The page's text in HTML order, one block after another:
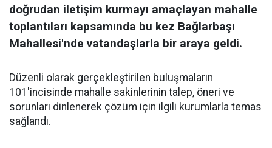
doğrudan iletişim kurmayı amaçlayan mahalle
toplantıları kapsamında bu kez Bağlarbaşı
Mahallesi'nde vatandaşlarla bir araya geldi.
Düzenli olarak gerçekleştirilen buluşmaların
101'incisinde mahalle sakinlerinin talep, öneri ve
sorunları dinlenerek çözüm için ilgili kurumlarla temas
sağlandı.